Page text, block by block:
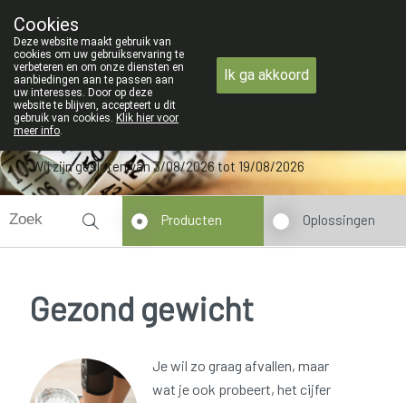
09 228 32 36
Wij zijn gesloten van 3/08/2026 tot 19/08/2026
Producten Oplossingen
Gezond gewicht
Je wil zo graag afvallen, maar
wat je ook probeert, het cijfer
Cookies
Deze website maakt gebruik van
cookies om uw gebruikservaring te
verbeteren en om onze diensten en
aanbiedingen aan te passen aan
uw interesses. Door op deze
website te blijven, accepteert u dit
gebruik van cookies. Klik hier voor
meer info.
Ik ga akkoord